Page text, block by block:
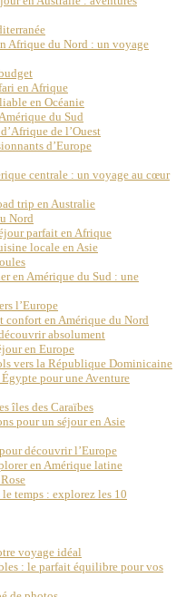
Afrique du Nord : un voyage
en Afrique
en Océanie
du Sud
de l’Ouest
d’Europe
centrale : un voyage au cœur
trip en Australie
Nord
parfait en Afrique
locale en Asie
en Amérique du Sud : une
l’Europe
en Amérique du Nord
absolument
en Europe
vers la République Dominicaine
pour une Aventure
îles des Caraïbes
pour un séjour en Asie
découvrir l’Europe
en Amérique latine
temps : explorez les 10
voyage idéal
: le parfait équilibre pour vos